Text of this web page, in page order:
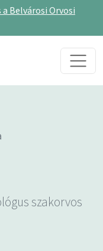
Belvárosi Orvosi
szakorvos